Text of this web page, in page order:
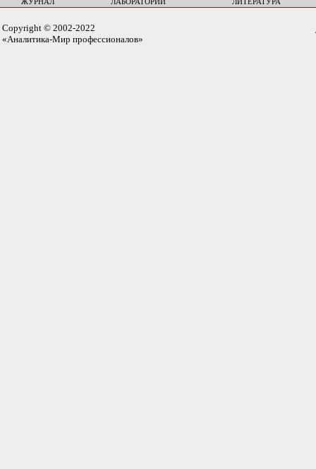
ЖУРНАЛ ЛАБОРАТОРИИ ЛИТЕРАТУРА
Copyright © 2002-2022
«Аналитика-Мир профессионалов»